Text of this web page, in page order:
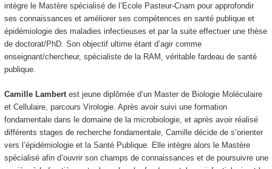
intègre le Mastère spécialisé de l’Ecole Pasteur-Cnam pour approfondir
ses connaissances et améliorer ses compétences en santé publique et
épidémiologie des maladies infectieuses et par la suite effectuer une thèse
de doctorat/PhD. Son objectif ultime étant d’agir comme
enseignant/chercheur, spécialiste de la RAM, véritable fardeau de santé
publique.
Camille Lambert est jeune diplômée d’un Master de Biologie Moléculaire
et Cellulaire, parcours Virologie. Après avoir suivi une formation
fondamentale dans le domaine de la microbiologie, et après avoir réalisé
différents stages de recherche fondamentale, Camille décide de s’orienter
vers l’épidémiologie et la Santé Publique. Elle intègre alors le Mastère
spécialisé afin d’ouvrir son champs de connaissances et de poursuivre une